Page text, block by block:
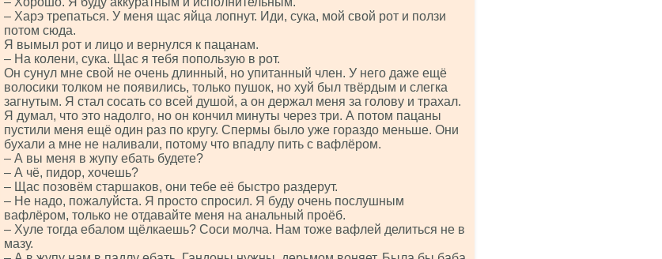
– Харэ трепаться. У меня щас яйца лопнут. Иди, сука, мой свой рот и ползи
потом сюда.
Я вымыл рот и лицо и вернулся к пацанам.
– На колени, сука. Щас я тебя попользую в рот.
Он сунул мне свой не очень длинный, но упитанный член. У него даже ещё
волосики толком не появились, только пушок, но хуй был твёрдым и слегка
загнутым. Я стал сосать со всей душой, а он держал меня за голову и трахал.
Я думал, что это надолго, но он кончил минуты через три. А потом пацаны
пустили меня ещё один раз по кругу. Спермы было уже гораздо меньше. Они
бухали а мне не наливали, потому что впадлу пить с вафлёром.
– А вы меня в жупу ебать будете?
– А чё, пидор, хочешь?
– Щас позовём старшаков, они тебе её быстро раздерут.
– Не надо, пожалуйста. Я просто спросил. Я буду очень послушным
вафлёром, только не отдавайте меня на анальный проёб.
– Хуле тогда ебалом щёлкаешь? Соси молча. Нам тоже вафлей делиться не в
мазу.